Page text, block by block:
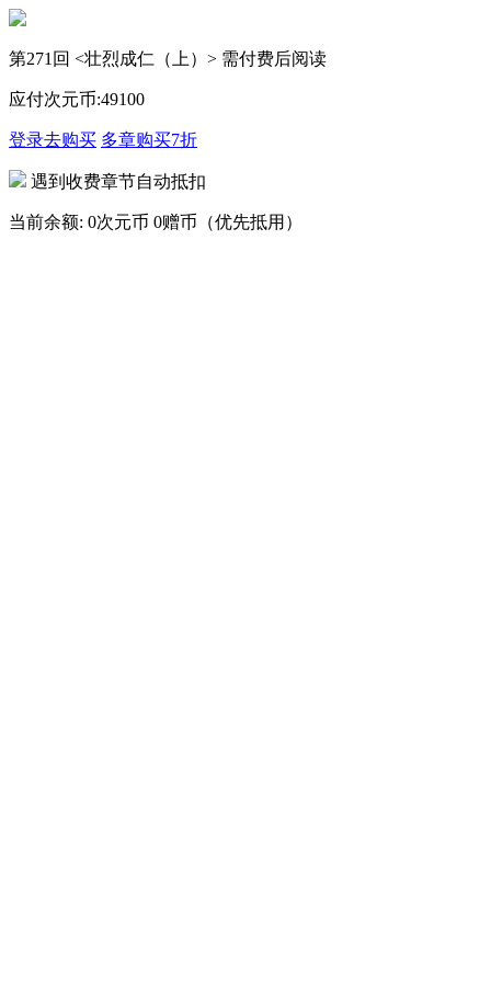
第271回 <壮烈成仁（上）> 需付费后阅读
应付次元币:49100
登录去购买 多章购买7折
遇到收费章节自动抵扣
当前余额: 0次元币 0赠币（优先抵用）